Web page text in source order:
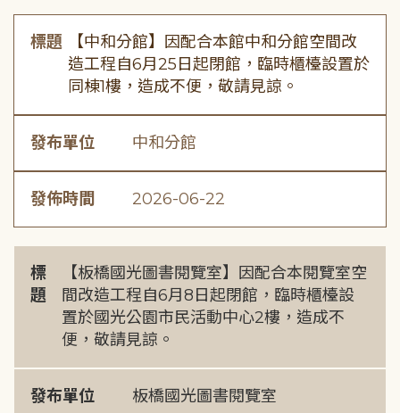
標題
【中和分館】因配合本館中和分館空間改
造工程自6月25日起閉館，臨時櫃檯設置於
同棟1樓，造成不便，敬請見諒。
發布單位 中和分館
發佈時間 2026-06-22
標
題
【板橋國光圖書閱覽室】因配合本閱覽室空
間改造工程自6月8日起閉館，臨時櫃檯設
置於國光公園市民活動中心2樓，造成不
便，敬請見諒。
發布單位 板橋國光圖書閱覽室